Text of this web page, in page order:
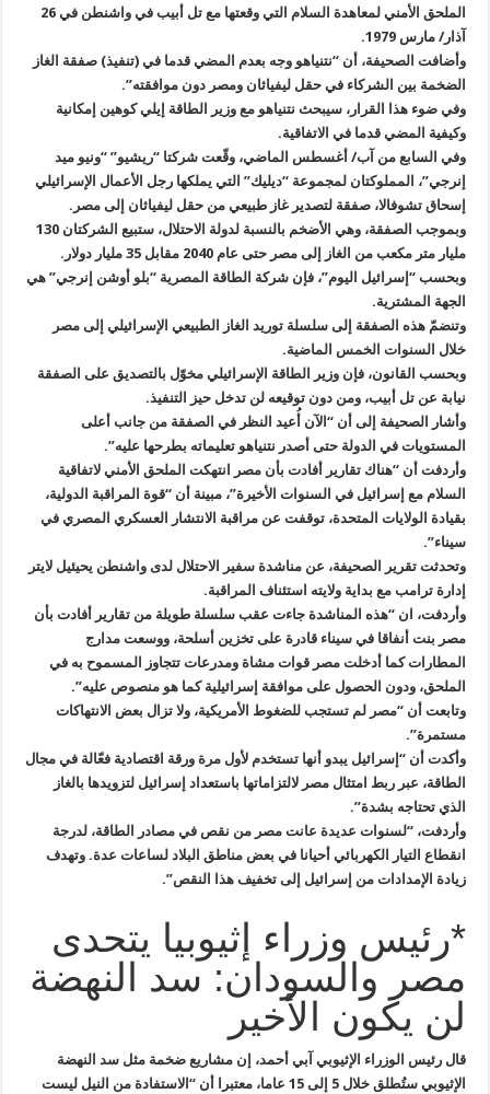
الملحق الأمني لمعاهدة السلام التي وقعتها مع تل أبيب في واشنطن في 26
آذار/ مارس 1979.
وأضافت الصحيفة، أن “نتنياهو وجه بعدم المضي قدما في (تنفيذ) صفقة الغاز
الضخمة بين الشركاء في حقل ليفياثان ومصر دون موافقته”.
وفي ضوء هذا القرار، سيبحث نتنياهو مع وزير الطاقة إيلي كوهين إمكانية
وكيفية المضي قدما في الاتفاقية.
وفي السابع من آب/ أغسطس الماضي، وقّعت شركتا “ريشيو” “ونيو ميد
إنرجي”، المملوكتان لمجموعة “ديليك” التي يملكها رجل الأعمال الإسرائيلي
إسحاق تشوفالا، صفقة لتصدير غاز طبيعي من حقل ليفياثان إلى مصر.
وبموجب الصفقة، وهي الأضخم بالنسبة لدولة الاحتلال، ستبيع الشركتان 130
مليار متر مكعب من الغاز إلى مصر حتى عام 2040 مقابل 35 مليار دولار.
وبحسب “إسرائيل اليوم”، فإن شركة الطاقة المصرية “بلو أوشن إنرجي” هي
الجهة المشترية.
وتنضمّ هذه الصفقة إلى سلسلة توريد الغاز الطبيعي الإسرائيلي إلى مصر
خلال السنوات الخمس الماضية.
وبحسب القانون، فإن وزير الطاقة الإسرائيلي مخوّل بالتصديق على الصفقة
نيابة عن تل أبيب، ومن دون توقيعه لن تدخل حيز التنفيذ.
وأشار الصحيفة إلى أن “الآن أُعيد النظر في الصفقة من جانب أعلى
المستويات في الدولة حتى أصدر نتنياهو تعليماته بطرحها عليه”.
وأردفت أن “هناك تقارير أفادت بأن مصر انتهكت الملحق الأمني لاتفاقية
السلام مع إسرائيل في السنوات الأخيرة”، مبينة أن “قوة المراقبة الدولية،
بقيادة الولايات المتحدة، توقفت عن مراقبة الانتشار العسكري المصري في
سيناء”.
وتحدثت تقرير الصحيفة، عن مناشدة سفير الاحتلال لدى واشنطن يحيئيل لايتر
إدارة ترامب مع بداية ولايته استئناف المراقبة.
وأردفت، ان “هذه المناشدة جاءت عقب سلسلة طويلة من تقارير أفادت بأن
مصر بنت أنفاقا في سيناء قادرة على تخزين أسلحة، ووسعت مدارج
المطارات كما أدخلت مصر قوات مشاة ومدرعات تتجاوز المسموح به في
الملحق، ودون الحصول على موافقة إسرائيلية كما هو منصوص عليه”.
وتابعت أن “مصر لم تستجب للضغوط الأمريكية، ولا تزال بعض الانتهاكات
مستمرة”.
وأكدت أن “إسرائيل يبدو أنها تستخدم لأول مرة ورقة اقتصادية فعّالة في مجال
الطاقة، عبر ربط امتثال مصر لالتزاماتها باستعداد إسرائيل لتزويدها بالغاز
الذي تحتاجه بشدة”.
وأردفت، “لسنوات عديدة عانت مصر من نقص في مصادر الطاقة، لدرجة
انقطاع التيار الكهربائي أحيانا في بعض مناطق البلاد لساعات عدة. وتهدف
زيادة الإمدادات من إسرائيل إلى تخفيف هذا النقص”.
*رئيس وزراء إثيوبيا يتحدى
مصر والسودان: سد النهضة
لن يكون الأخير
قال رئيس الوزراء الإثيوبي آبي أحمد، إن مشاريع ضخمة مثل سد النهضة
الإثيوبي ستُطلق خلال 5 إلى 15 عاما، معتبرا أن
“ الاستفادة من النيل ليست